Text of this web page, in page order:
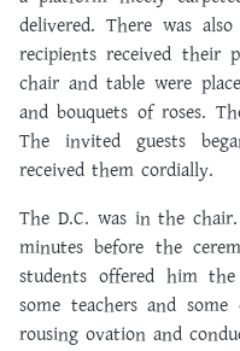
delivered. There was
recipients received their
chair and table were
and bouquets of roses.
The invited guests
received them cordially.
The D.C. was in the
minutes before the
students offered him
some teachers and
rousing ovation and